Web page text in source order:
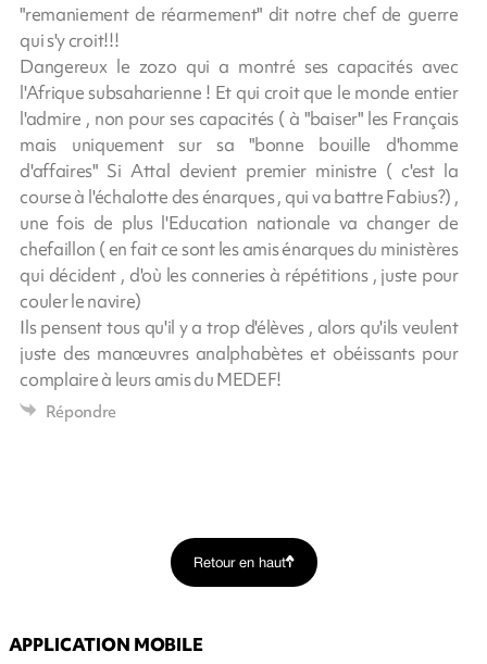
"remaniement de réarmement" dit notre chef de guerre
qui s'y croit!!!
Dangereux le zozo qui a montré ses capacités avec
l'Afrique subsaharienne ! Et qui croit que le monde entier
l'admire , non pour ses capacités ( à "baiser" les Français
mais uniquement sur sa "bonne bouille d'homme
d'affaires" Si Attal devient premier ministre ( c'est la
course à l'échalotte des énarques , qui va battre Fabius?) ,
une fois de plus l'Education nationale va changer de
chefaillon ( en fait ce sont les amis énarques du ministères
qui décident , d'où les conneries à répétitions , juste pour
couler le navire)
Ils pensent tous qu'il y a trop d'élèves , alors qu'ils veulent
juste des manœuvres analphabètes et obéissants pour
complaire à leurs amis du MEDEF!
Répondre
Retour en haut
APPLICATION MOBILE